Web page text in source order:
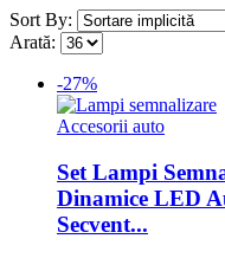
Sort By:
Arată:
-27%
Accesorii auto
Set Lampi
Dinamice LED
Secvent...